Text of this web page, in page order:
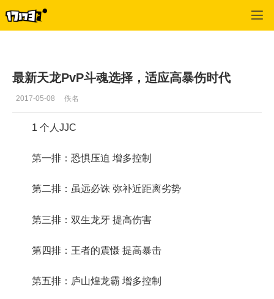
最新天龙PvP斗魂选择，适应高暴伤时代
2017-05-08 佚名
1 个人JJC
第一排：恐惧压迫 增多控制
第二排：虽远必诛 弥补近距离劣势
第三排：双生龙牙 提高伤害
第四排：王者的震慑 提高暴击
第五排：庐山煌龙霸 增多控制